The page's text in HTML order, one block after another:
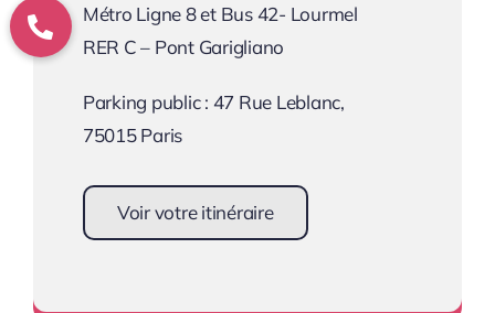
Métro Ligne 8 et Bus 42- Lourmel
RER C – Pont Garigliano
Parking public : 47 Rue Leblanc,
75015 Paris
Voir votre itinéraire